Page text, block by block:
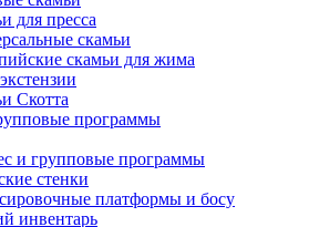
для пресса
скамьи
скамьи для жима
Скотта
программы
и групповые программы
стенки
платформы и босу
инвентарь